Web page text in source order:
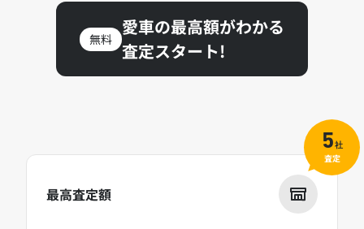
無料
愛車の最高額がわかる
査定スタート!
最高査定額
5社
査定